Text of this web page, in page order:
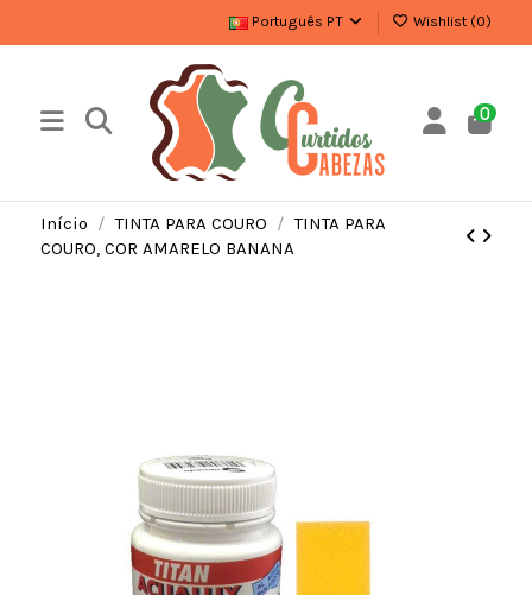
Português PT Wishlist (0)
0
Início TINTA PARA COURO
TINTA PARA
COURO, COR AMARELO BANANA